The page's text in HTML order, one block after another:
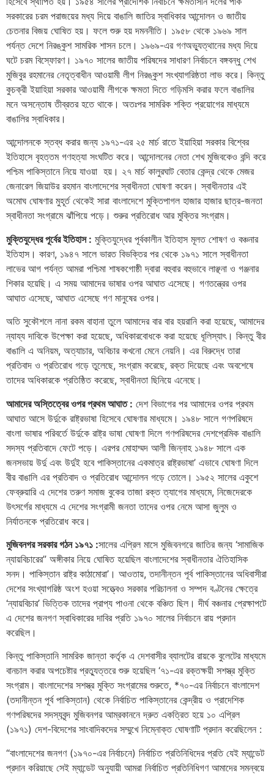
সরকারের চরম পরাজয়ের মধ্য দিয়ে বাঙালি জাতির স্বাধিকার আন্দোলন ও জাতীয়
চেতনার বিজয় ঘোষিত হয়। ফলে শুরু হয় দমননীতি। ১৯৫৮ থেকে ১৯৬৯ সাল
পর্যন্ত দেশে নিরঙ্কুশ সামরিক শাসন চলে। ১৯৬৯-এর গণঅভ্যুত্থানের মধ্য দিয়ে
ঘটে চরম বিস্ফোরণ। ১৯৭০ সালের জাতীয় পরিষদের সাধারণ নির্বাচনে বঙ্গবন্ধু শেখ
মুজিবুর রহমানের নেতৃত্বাধীন আওয়ামী লীগ নিরঙ্কুশ সংখ্যাগরিষ্ঠতা লাভ করে। কিন্তু
কুচক্রী ইয়াহিয়া সরকার আওয়ামী লীগকে ক্ষমতা দিতে গড়িমসি করার ফলে বাঙালির
মনে অসন্তোষ তীব্রতর হতে থাকে। অতঃপর সামরিক শক্তি প্রয়োগের মাধ্যমে
বাঙালির স্বাধিকার।
আন্দোলনকে স্তব্ধ করার জন্য ১৯৭১-এর ২৫ মার্চ রাতে ইয়াহিয়া সরকার বিশ্বের
ইতিহাসে বৃহত্তম গণহত্যা সংঘটিত করে। আন্দোলনের নেতা শেখ মুজিবকেও বন্দি করে
পশ্চিম পাকিস্তানে নিয়ে যাওয়া হয়। ২৭ মার্চ কালুরঘাট বেতার কেন্দ্র থেকে মেজর
জেনারেল জিয়াউর রহমান বাংলাদেশের স্বাধীনতা ঘোষণা করেন। স্বাধীনতার এই
অমোঘ ঘোষণার মুহূর্ত থেকেই সারা বাংলাদেশে মুক্তিপাগল হাজার হাজার ছাত্র-জনতা
স্বাধীনতা সংগ্রামে ঝাঁপিয়ে পড়ে। শুরুর প্রতিরোধ আর মুক্তির সংগ্রাম।
মুক্তিযুদ্ধের পূর্বের ইতিহাস : মুক্তিযুদ্ধের পূর্বকালীন ইতিহাস মূলত শোষণ ও বঞ্চনার
ইতিহাস। কারণ, ১৯৪৭ সালে ভারত বিভক্তির পর থেকে ১৯৭১ সালে স্বাধীনতা
লাভের আগ পর্যন্ত আমরা পশ্চিমা শাষকগোষ্ঠী দ্বারা বহুবার বহুভাবে লাঞ্ছনা ও গঞ্জনার
শিকার হয়েছি। এ সময় আমাদের ভাষার ওপর আঘাত এসেছে। গণতন্ত্রের ওপর
আঘাত এসেছে, আঘাত এসেছে গণ মানুষের ওপর।
অতি সুকৌশলে নানা রকম বাহানা তুলে আমাদের বার বার হয়রানি করা হয়েছে, আমাদের
ন্যায্য দাবিকে উপেক্ষা করা হয়েছে, অধিকারবোধকে করা হয়েছে ধূলিস্যাৎ। কিন্তু বীর
বাঙালি এ অনিয়ম, অত্যাচার, অবিচার কখনো মেনে নেয়নি। এর বিরুদ্ধে তারা
প্রতিবাদ ও প্রতিরোধ গড়ে তুলেছে, সংগ্রাম করেছে, রক্ত দিয়েছে এবং অবশেষে
তাদের অধিকারকে প্রতিষ্ঠিত করেছে, স্বাধীনতা ছিনিয়ে এনেছে।
আমাদের অস্তিত্বের ওপর প্রথম আঘাত : দেশ বিভাগের পর আমাদের ওপর প্রথম
আঘাত আসে উর্দুকে রাষ্ট্রভাষা হিসেবে ঘোষণার মাধ্যমে। ১৯৪৮ সালে গণপরিষদে
বাংলা ভাষার পরিবর্তে উর্দুকে রাষ্ট্র ভাষা ঘোষণা দিলে গণপরিষদের দেশপ্রেমিক বাঙালি
সদস্য প্রতিবাদে ফেটে পড়ে। এরপর মোহাম্মদ আলী জিন্নাহ ১৯৪৮ সালে এক
জনসভায় উর্দু এবং উর্দুই হবে পাকিস্তানের একমাত্র রাষ্ট্রভাষা’ এভাবে ঘোষণা দিলে
বীর বাঙালি এর প্রতিবাদ ও প্রতিরোধ আন্দোলন গড়ে তোলে। ১৯৫২ সালের একুশে
ফেব্রুয়ারি এ দেশের তরুণ সমাজ বুকের তাজা রক্ত ত্যাগের মাধ্যমে, নিজেদেরকে
উৎসর্গের মাধ্যমে এ দেশের সংগ্রামী জনতা তাদের ওপর নেমে আসা জুলুম ও
নির্যাতনকে প্রতিরোধ করে।
মুজিবনগর সরকার গঠন ১৯৭১ :সালের এপ্রিল মাসে মুজিবনগরে জাতির জন্য ‘সামাজিক
ন্যায়বিচারের” অঙ্গীকার নিয়ে ঘোষিত হয়েছিল বাংলাদেশের স্বাধীনতার ঐতিহাসিক
সনদ। পাকিস্তান রাষ্ট্র কাঠামোরা’। আওতায়, তদানীন্তন পূর্ব পাকিস্তানের অধিবাসীরা
দেশের সংখ্যাগরিষ্ঠ অংশ হওয়া সত্ত্বেও সরকার পরিচালনা ও সম্পদ বণ্টনের ক্ষেত্রে
‘ন্যায়বিচার’ ভিত্তিক তাদের প্রাপ্য পাওনা থেকে বঞ্চিত ছিল। দীর্ঘ বঞ্চনার প্রেক্ষাপটে
এ দেশের জনগণ স্বাধিকারের দাবির প্রতি ১৯৭০ সালের নির্বাচনে রায় প্রদান
করেছিল।
কিন্তু পাকিস্তানি সামরিক জান্তা কর্তৃক এ দেশবাসীর ব্যালটের রায়কে বুলেটের মাধ্যমে
বানচাল করার অপচেষ্টার প্রত্যুত্তরে শুরু হয়েছিল ‘৭১-এর রক্তক্ষয়ী সশস্ত্র মুক্তি
সংগ্রাম। বাংলাদেশের সশস্ত্র মুক্তি সংগ্রামের শুরুতে, *৭০-এর নির্বাচনে বাংলাদেশ
(তদানীন্তন পূর্ব পাকিস্তান) থেকে নির্বাচিত পাকিস্তানের কেন্দ্রীয় ও প্রাদেশিক
গণপরিষদের সদস্যবৃন্দ মুজিবনগর আম্রকাননে দ্রুত একত্রিত হয়ে ১০ এপ্রিল
(১৯৭১) দেশ-বিদেশের সাংবাদিকদের সম্মুখে নিম্নোক্ত ঘোষণাটি প্রদান করেছিলেন :
“বাংলাদেশের জনগণ (১৯৭০-এর নির্বাচনে) নির্বাচিত প্রতিনিধিদের প্রতি যেই ম্যান্ডেট
প্রদান করিয়াছে সেই ম্যান্ডেট অনুযায়ী আমরা নির্বাচিত প্রতিনিধিগণ আমাদের সমন্বয়ে